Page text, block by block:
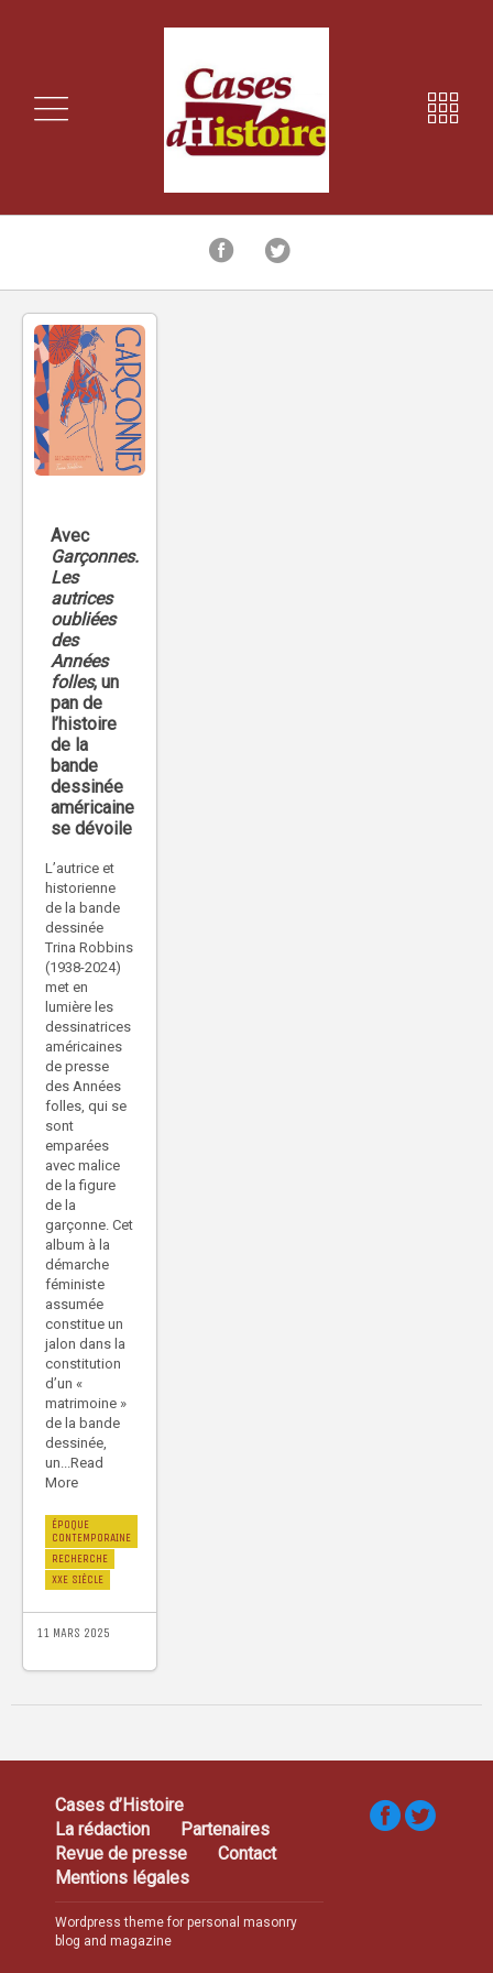
Avec
Garçonnes.
Les
autrices
oubliées
des
Années
folles, un
pan de
l’histoire
de la
bande
dessinée
américaine
se dévoile
L’autrice et
historienne
de la bande
dessinée
Trina Robbins
(1938-2024)
met en
lumière les
dessinatrices
américaines
de presse
des Années
folles, qui se
sont
emparées
avec malice
de la figure
de la
garçonne. Cet
album à la
démarche
féministe
assumée
constitue un
jalon dans la
constitution
d’un «
matrimoine »
de la bande
dessinée,
un...Read
More
ÉPOQUE
CONTEMPORAINE
RECHERCHE
XXE SIÈCLE
11 MARS 2025
Cases d’Histoire
La rédaction
Partenaires
Revue de presse
Contact
Mentions légales
Wordpress theme for personal masonry
blog and magazine